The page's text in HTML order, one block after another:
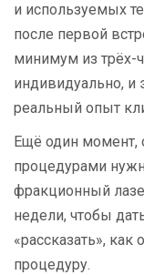
и используемых
после первой
минимум из трёх-
индивидуально, и
реальный опыт
Ещё один момент,
процедурами
фракционный
недели, чтобы
«рассказать»,
процедуру.